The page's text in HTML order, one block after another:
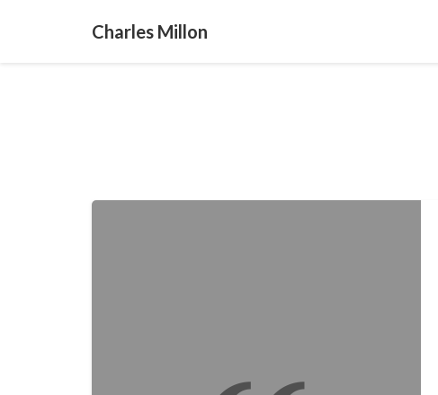
Charles Millon